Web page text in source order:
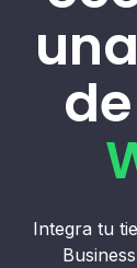
de
Integra tu